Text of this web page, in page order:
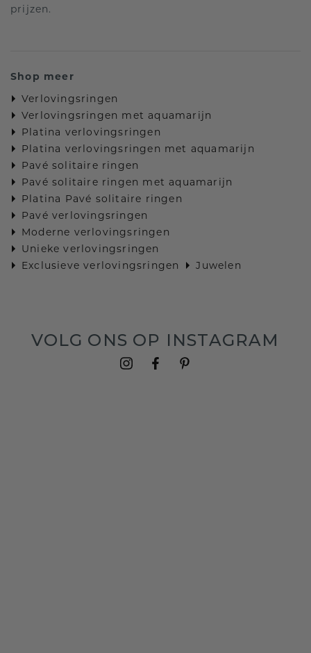
prijzen.
Shop meer
Verlovingsringen
Verlovingsringen met aquamarijn
Platina verlovingsringen
Platina verlovingsringen met aquamarijn
Pavé solitaire ringen
Pavé solitaire ringen met aquamarijn
Platina Pavé solitaire ringen
Pavé verlovingsringen
Moderne verlovingsringen
Unieke verlovingsringen
Exclusieve verlovingsringen
Juwelen
VOLG ONS OP INSTAGRAM